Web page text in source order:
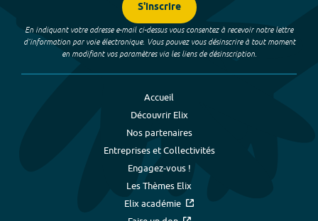
S'inscrire
En indiquant votre adresse e-mail ci-dessus vous consentez à recevoir notre lettre
d’information par voie électronique. Vous pouvez vous désinscrire à tout moment
en modifiant vos paramètres via les liens de désinscription.
Accueil
Découvrir Elix
Nos partenaires
Entreprises et Collectivités
Engagez-vous !
Les Thèmes Elix
Elix académie